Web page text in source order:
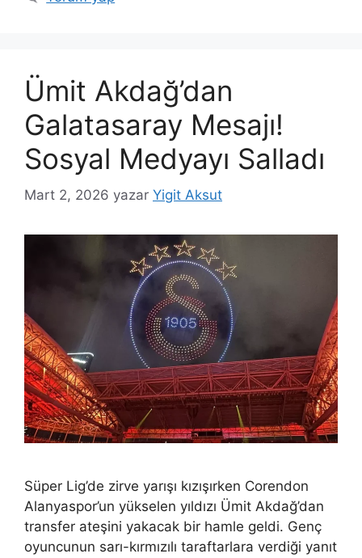
Ümit Akdağ’dan
Galatasaray Mesajı!
Sosyal Medyayı Salladı
Mart 2, 2026 yazar Yigit Aksut
Süper Lig’de zirve yarışı kızışırken Corendon
Alanyaspor’un yükselen yıldızı Ümit Akdağ’dan
transfer ateşini yakacak bir hamle geldi. Genç
oyuncunun sarı-kırmızılı taraftarlara verdiği yanıt